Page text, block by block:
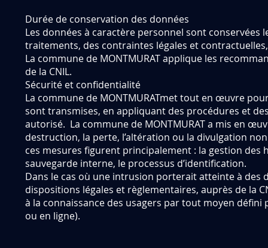
Durée de conservation des données
Les données à caractère personnel sont conservées
traitements, des contraintes légales et
La commune de MONTMURAT applique les
de la CNIL.
Sécurité et confidentialité
La commune de MONTMURATmet tout en œuvre
sont transmises, en appliquant des procédures et
autorisé. La commune de MONTMURAT a mis en
destruction, la perte, l’altération ou la divulgation
ces mesures figurent principalement : la gestion des
sauvegarde interne, le processus d’identification.
Dans le cas où une intrusion porterait atteinte à des
dispositions légales et règlementaires, auprès de la
à la connaissance des usagers par tout moyen défini
ou en ligne).